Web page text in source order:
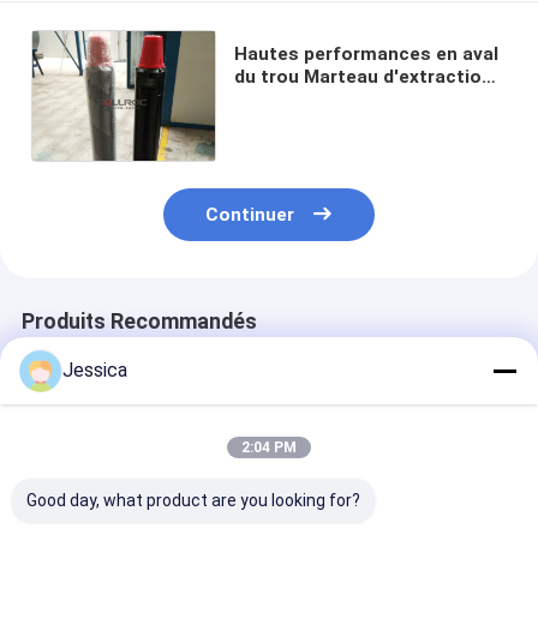
Hautes performances en aval
du trou Marteau d'extraction
Continuer
Produits Recommandés
Jessica
2:04 PM
Good day, what product are you looking for?